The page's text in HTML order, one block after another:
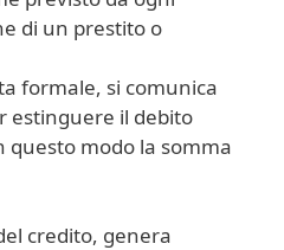
di un prestito o
formale, si comunica
estinguere il debito
modo la somma
credito, genera